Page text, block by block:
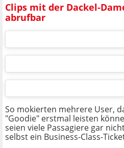
Clips mit der Dackel-
abrufbar
So mokierten mehrere User,
"Goodie" erstmal leisten
seien viele Passagiere gar
selbst ein Business-Class-